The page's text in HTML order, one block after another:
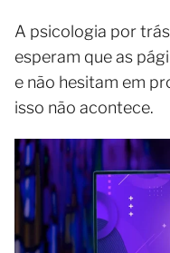
A psicologia por
esperam que as
e não hesitam em
isso não acontece.